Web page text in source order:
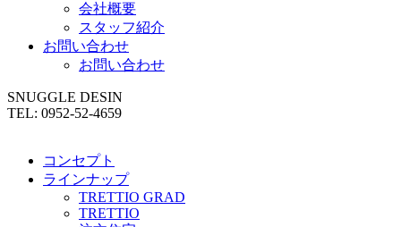
会社概要
スタッフ紹介
お問い合わせ
お問い合わせ
SNUGGLE DESIN
TEL: 0952-52-4659
コンセプト
ラインナップ
TRETTIO GRAD
TRETTIO